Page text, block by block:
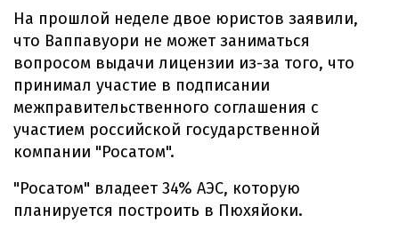
На прошлой неделе двое юристов заявили,
что Ваппавуори не может заниматься
вопросом выдачи лицензии из-за того, что
принимал участие в подписании
межправительственного соглашения с
участием российской государственной
компании "Росатом".
"Росатом" владеет 34% АЭС, которую
планируется построить в Пюхяйоки.